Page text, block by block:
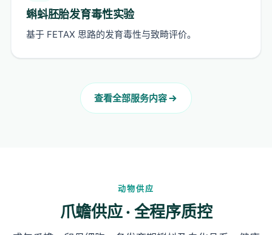
蝌蚪胚胎发育毒性实验
基于 FETAX 思路的发育毒性与致畸评价。
查看全部服务内容
动物供应
爪蟾供应 · 全程序质控